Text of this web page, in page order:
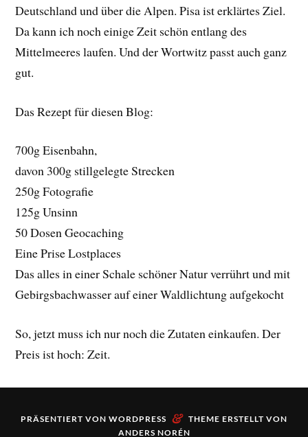
Deutschland und über die Alpen. Pisa ist erklärtes Ziel.
Da kann ich noch einige Zeit schön entlang des
Mittelmeeres laufen. Und der Wortwitz passt auch ganz
gut.
Das Rezept für diesen Blog:
700g Eisenbahn,
davon 300g stillgelegte Strecken
250g Fotografie
125g Unsinn
50 Dosen Geocaching
Eine Prise Lostplaces
Das alles in einer Schale schöner Natur verrührt und mit
Gebirgsbachwasser auf einer Waldlichtung aufgekocht
So, jetzt muss ich nur noch die Zutaten einkaufen. Der
Preis ist hoch: Zeit.
PRÄSENTIERT VON WORDPRESS & THEME ERSTELLT VON
ANDERS NORÉN